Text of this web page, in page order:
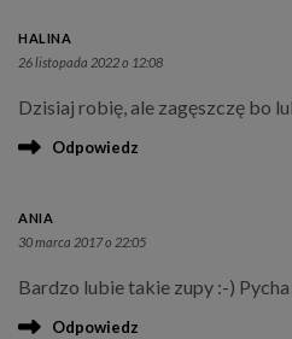
HALINA
26 listopada 2022 o 12:08
Dzisiaj robię, ale zagęszczę bo
Odpowiedz
ANIA
30 marca 2017 o 22:05
Bardzo lubie takie zupy :-) Pycha
Odpowiedz